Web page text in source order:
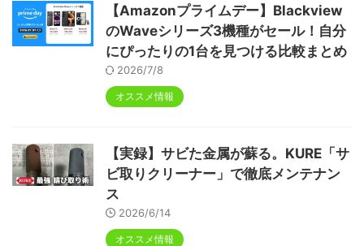
【Amazonプライムデー】Blackview
のWaveシリーズ3機種がセール！自分
にぴったりの1台を見つける比較まとめ
2026/7/8
オススメ情報
【実録】サビた金属が蘇る。KURE「サ
ビ取りクリーナー」で徹底メンテナン
ス
2026/6/14
オススメ情報